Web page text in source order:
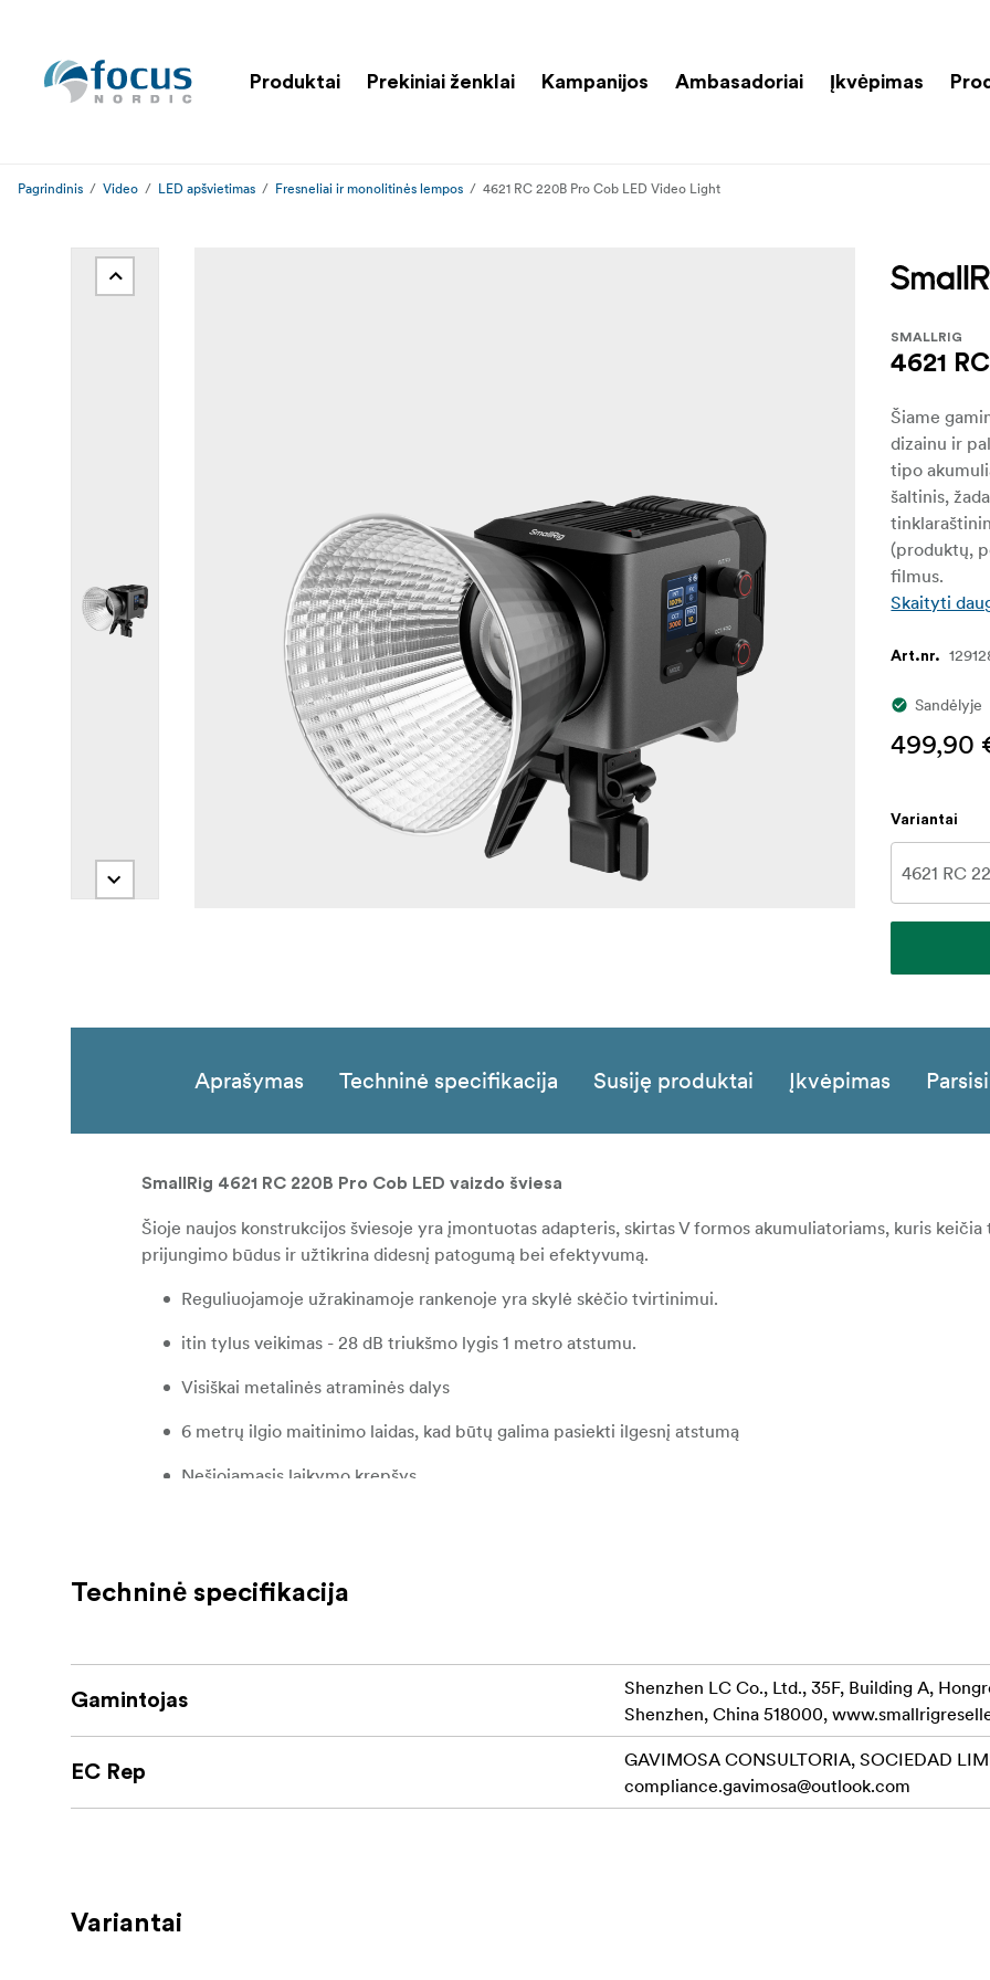
Produktai Prekiniai ženklai Kampanijos Ambasadoriai Įkvėpimas
Pagrindinis Video LED apšvietimas Fresneliai ir monolitinės lempos 4621 RC 220B Pro Cob LED Video Light
SMALLRIG
4621
Šiame
dizainu ir
tipo
šaltinis,
(produktų,
filmus.
Skaityti
Art.nr.
Sandėlyje
499,90
Variantai
Aprašymas Techninė specifikacija Susiję produktai Įkvėpimas
SmallRig 4621 RC 220B Pro Cob LED vaizdo šviesa
Šioje naujos konstrukcijos šviesoje yra įmontuotas adapteris, skirtas V formos akumuliatoriams, kuris keičia
prijungimo būdus ir užtikrina didesnį patogumą bei efektyvumą.
Reguliuojamoje užrakinamoje rankenoje yra skylė skėčio tvirtinimui.
itin tylus veikimas - 28 dB triukšmo lygis 1 metro atstumu.
Visiškai metalinės atraminės dalys
6 metrų ilgio maitinimo laidas, kad būtų galima pasiekti ilgesnį atstumą
Nešiojamasis laikymo krepšys
Šviesos efektyvumas 1 m atstumu, su atšvaitu (be reflektoriaus):
3200K - 7590lux
5600k - 9180lux
Techninė specifikacija
Gamintojas
Shenzhen LC Co., Ltd., 35F, Building A,
Shenzhen, China 518000,
EC Rep
GAVIMOSA CONSULTORIA, SOCIEDAD
compliance.gavimosa@outlook.com
Variantai